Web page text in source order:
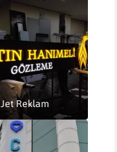
Jet Reklam